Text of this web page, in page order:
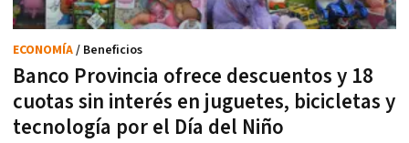
Banco Provincia ofrece descuentos y 18
cuotas sin interés en juguetes, bicicletas y
tecnología por el Día del Niño
ECONOMÍA/ Beneficios